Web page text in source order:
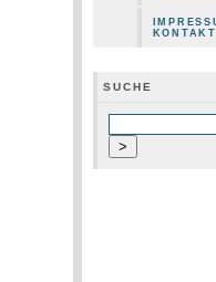
KONTAKT
SUCHE